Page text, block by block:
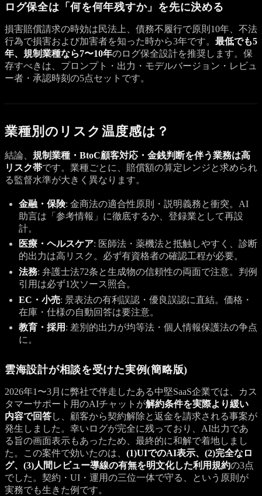
ログ保全は「何を何年残すか」を先に決める
損害賠償請求の時効は民法上、債務不履行で原則10年、不法
行為で損害および加害者を知った時から3年です。 最低でも5
年、規制業種なら7〜10年のログ保全設計を推奨します。保
存すべきは、プロンプト・出力・モデルバージョン・レビュ
ー者・承認時刻の5点セットです。
業種別のリスク温度感は？
結論、 規制業種・BtoC顧客対応・金銭判断を伴う業務は高
リスク帯です。業種ごとに、賠償額の算定レンジと求められ
る監督水準が大きく異なります。
金融・保険: 金商法の適合性原則・説明義務と衝突。AI
助言は「参考情報」に徹底するか、登録業として再設
計。
医療・ヘルスケア: 医師法・薬機法と抵触しやすく、診断
的出力は高リスク。必ず有資格者の確認工程が必要。
法務: 弁護士法72条と生成物の信頼性の両面で注意。判例
引用は必ず1次ソース照合。
EC・小売: 景表法の有利誤認・優良誤認に直結。価格・
在庫・仕様の自動回答は要注意。
教育・採用 : 差別的出力が均等法・個人情報保護法の争点
に。
雲海設計が相談を受けた実例(簡略版)
2026年1〜3月に弊社で伴走したある中堅SaaS企業では、カス
タマーサポート用のAIチャットが解約条件を実際より緩い
内容で回答し、顧客から契約解除と返金を請求される事案が
発生しました。幸いログが完全に残っており、AI出力であ
る旨の画面表示もあったため、最終的に和解で着地しまし
た。この案件で効いたのは、 (1)UIでのAI表示、(2)完全なロ
グ、(3)人間レビュー導線の有無を明文化した利用規約の3点
でした。契約・UI・運用の三位一体で守る、という原則が
実務でも生きた例です。